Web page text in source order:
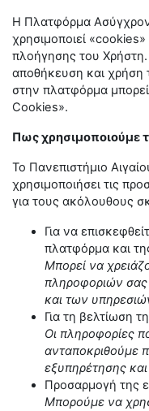
Η Πλατφόρμα
χρησιμοποιεί
πλοήγησης του Χρήστη.
αποθήκευση και χρήση
στην πλατφόρμα
Cookies».
Πως χρησιμοποιούμε
Το Πανεπιστήμιο
χρησιμοποιήσει τις
για τους ακόλουθους
Για να
πλατφόρμα και
Μπορεί να
πληροφοριών σας
και των
Για τη βελτίωση
Οι πληροφορίες
ανταποκριθούμε
εξυπηρέτησης
Προσαρμογή της
Μπορούμε να